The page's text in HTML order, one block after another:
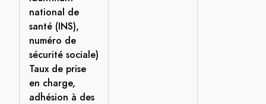
national de
santé (INS),
numéro de
sécurité sociale)
Taux de prise
en charge,
adhésion à des